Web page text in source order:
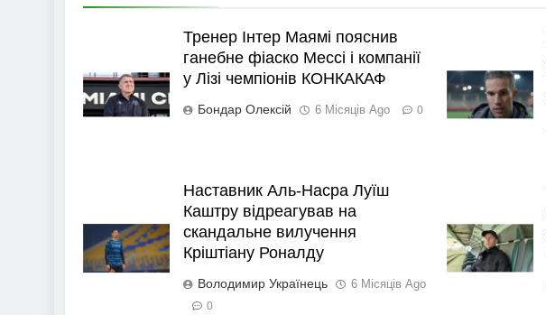
Тренер Інтер Маямі пояснив
ганебне фіаско Мессі і компанії
у Лізі чемпіонів КОНКАКАФ
Бондар Олексій 6 Місяців Ago 0
Наставник Аль-Насра Луїш
Каштру відреагував на
скандальне вилучення
Кріштіану Роналду
Володимир Українець 6 Місяців Ago
0